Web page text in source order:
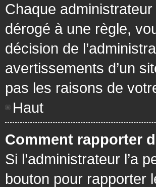
Chaque
dérogé à une règle,
décision de
avertissements d’un
pas les raisons de
Haut
Comment rapporter
Si l’administrateur l’a
bouton pour rapporter